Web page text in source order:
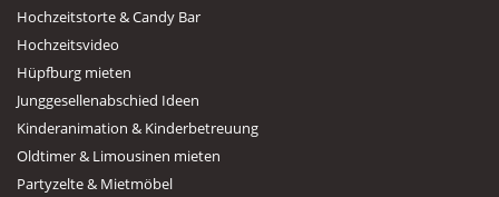
Hochzeitstorte & Candy Bar
Hochzeitsvideo
Hüpfburg mieten
Junggesellenabschied Ideen
Kinderanimation & Kinderbetreuung
Oldtimer & Limousinen mieten
Partyzelte & Mietmöbel